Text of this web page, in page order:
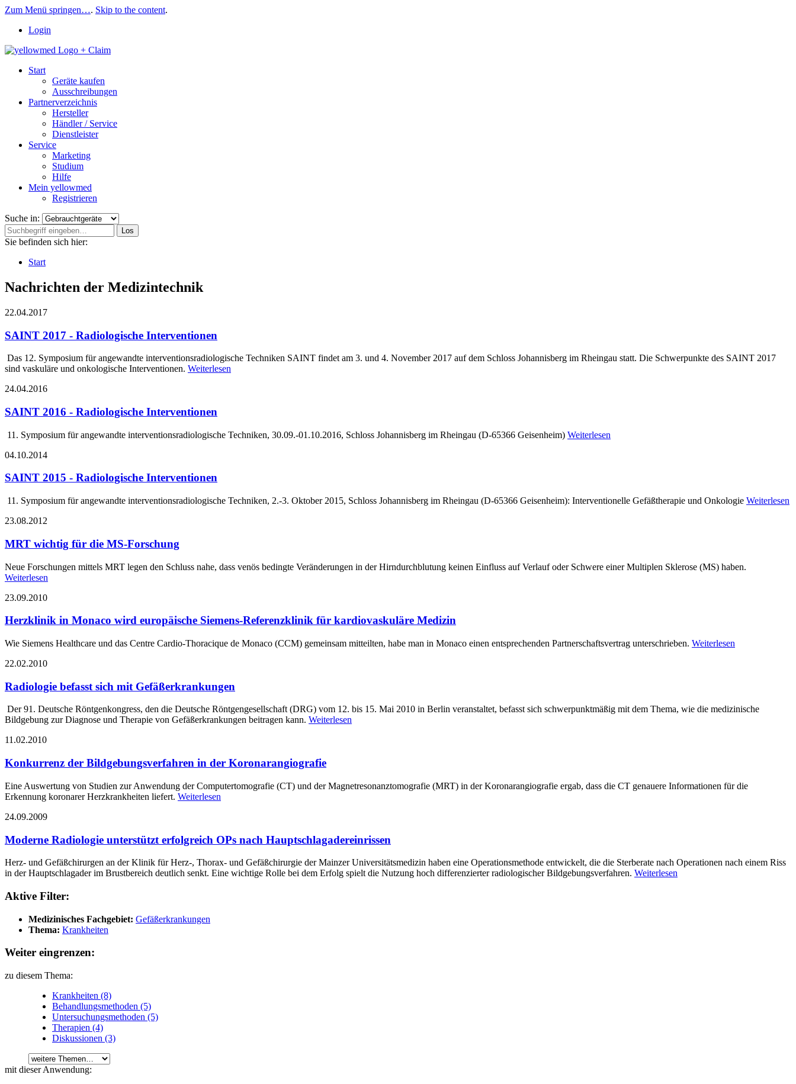
Zum Menü springen…. Skip to the content.
Login
Start
Geräte kaufen
Ausschreibungen
Partnerverzeichnis
Hersteller
Händler / Service
Dienstleister
Service
Marketing
Studium
Hilfe
Mein yellowmed
Registrieren
Suche in:
Los
Sie befinden sich hier:
Start
Nachrichten der Medizintechnik
22.04.2017
SAINT 2017 - Radiologische Interventionen
Das 12. Symposium für angewandte interventions­radiologische Techniken SAINT findet am 3. und 4. November 2017 auf dem Schloss Johannisberg im Rheingau statt. Die Schwer­punkte des SAINT 2017
sind vaskuläre und onkologische Interventionen. Weiterlesen
24.04.2016
SAINT 2016 - Radiologische Interventionen
11. Symposium für angewandte interventionsradiologische Techniken, 30.09.-01.10.2016, Schloss Johannisberg im Rheingau (D-65366 Geisenheim) Weiterlesen
04.10.2014
SAINT 2015 - Radiologische Interventionen
11. Symposium für angewandte interventionsradiologische Techniken, 2.-3. Oktober 2015, Schloss Johannisberg im Rheingau (D-65366 Geisenheim): Interventionelle Gefäßtherapie und Onkologie Weiterlesen
23.08.2012
MRT wichtig für die MS-Forschung
Neue Forschungen mittels MRT legen den Schluss nahe, dass venös bedingte Veränderungen in der Hirndurchblutung keinen Einfluss auf Verlauf oder Schwere einer Multiplen Sklerose (MS) haben.
Weiterlesen
23.09.2010
Herzklinik in Monaco wird europäische Siemens-Referenzklinik für kardiovaskuläre Medizin
Wie Siemens Healthcare und das Centre Cardio-Thoracique de Monaco (CCM) gemeinsam mitteilten, habe man in Monaco einen entsprechenden Partnerschaftsvertrag unterschrieben. Weiterlesen
22.02.2010
Radiologie befasst sich mit Gefäßerkrankungen
Der 91. Deutsche Röntgenkongress, den die Deutsche Röntgengesellschaft (DRG) vom 12. bis 15. Mai 2010 in Berlin veranstaltet, befasst sich schwerpunktmäßig mit dem Thema, wie die medizinische
Bildgebung zur Diagnose und Therapie von Gefäßerkrankungen beitragen kann. Weiterlesen
11.02.2010
Konkurrenz der Bildgebungsverfahren in der Koronarangiografie
Eine Auswertung von Studien zur Anwendung der Computertomografie (CT) und der Magnetresonanztomografie (MRT) in der Koronarangiografie ergab, dass die CT genauere Informationen für die
Erkennung koronarer Herzkrankheiten liefert. Weiterlesen
24.09.2009
Moderne Radiologie unterstützt erfolgreich OPs nach Hauptschlagadereinrissen
Herz- und Gefäßchirurgen an der Klinik für Herz-, Thorax- und Gefäßchirurgie der Mainzer Universitätsmedizin haben eine Operationsmethode entwickelt, die die Sterberate nach Operationen nach einem Riss
in der Hauptschlagader im Brustbereich deutlich senkt. Eine wichtige Rolle bei dem Erfolg spielt die Nutzung hoch differenzierter radiologischer Bildgebungsverfahren. Weiterlesen
Aktive Filter:
Medizinisches Fachgebiet: Gefäßerkrankungen
Thema: Krankheiten
Weiter eingrenzen:
zu diesem Thema:
Krankheiten (8)
Behandlungsmethoden (5)
Untersuchungsmethoden (5)
Therapien (4)
Diskussionen (3)
mit dieser Anwendung: